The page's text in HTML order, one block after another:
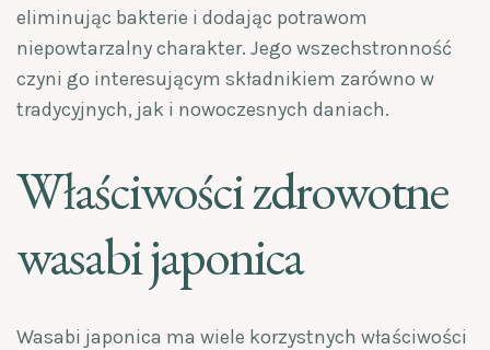
eliminując bakterie i dodając potrawom
niepowtarzalny charakter. Jego wszechstronność
czyni go interesującym składnikiem zarówno w
tradycyjnych, jak i nowoczesnych daniach.
Właściwości zdrowotne
wasabi japonica
Wasabi japonica ma wiele korzystnych właściwości